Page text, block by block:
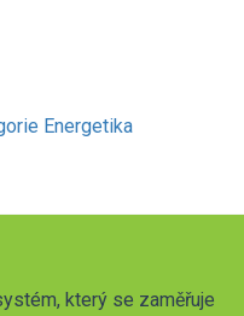
Energetika
který se zaměřuje